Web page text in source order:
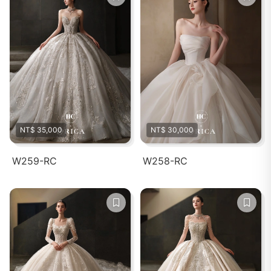
NT$ 35,000
W259-RC
NT$ 30,000
W258-RC